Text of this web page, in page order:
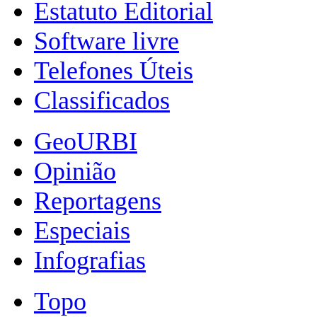
Estatuto Editorial
Software livre
Telefones Úteis
Classificados
GeoURBI
Opinião
Reportagens
Especiais
Infografias
Topo